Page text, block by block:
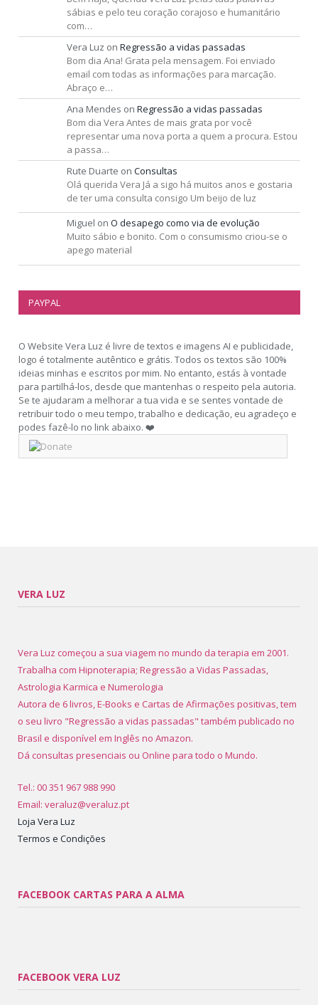
sábias e pelo teu coração corajoso e humanitário
com…
Vera Luz on Regressão a vidas passadas
Bom dia Ana! Grata pela mensagem. Foi enviado
email com todas as informações para marcação.
Abraço e…
Ana Mendes on Regressão a vidas passadas
Bom dia Vera Antes de mais grata por você
representar uma nova porta a quem a procura. Estou
a passa…
Rute Duarte on Consultas
Olá querida Vera Já a sigo há muitos anos e gostaria
de ter uma consulta consigo Um beijo de luz
Miguel on O desapego como via de evolução
Muito sábio e bonito. Com o consumismo criou-se o
apego material
PAYPAL
O Website Vera Luz é livre de textos e imagens AI e publicidade,
logo é totalmente autêntico e grátis. Todos os textos são 100%
ideias minhas e escritos por mim. No entanto, estás à vontade
para partilhá-los, desde que mantenhas o respeito pela autoria.
Se te ajudaram a melhorar a tua vida e se sentes vontade de
retribuir todo o meu tempo, trabalho e dedicação, eu agradeço e
podes fazê-lo no link abaixo. ❤️
VERA LUZ
Vera Luz começou a sua viagem no mundo da terapia em 2001.
Trabalha com Hipnoterapia; Regressão a Vidas Passadas,
Astrologia Karmica e Numerologia
Autora de 6 livros, E-Books e Cartas de Afirmações positivas, tem
o seu livro "Regressão a vidas passadas" também publicado no
Brasil e disponível em Inglês no Amazon.
Dá consultas presenciais ou Online para todo o Mundo.
Tel.: 00 351 967 988 990
Email: veraluz@veraluz.pt
Loja Vera Luz
Termos e Condições
FACEBOOK CARTAS PARA A ALMA
FACEBOOK VERA LUZ